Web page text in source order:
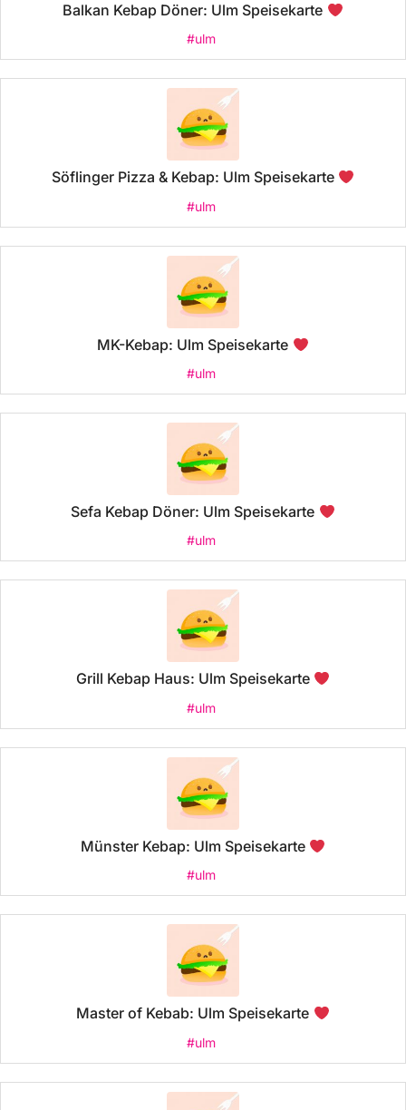
Balkan Kebap Döner: Ulm Speisekarte
#ulm
Söflinger Pizza & Kebap: Ulm Speisekarte
#ulm
MK-Kebap: Ulm Speisekarte
#ulm
Sefa Kebap Döner: Ulm Speisekarte
#ulm
Grill Kebap Haus: Ulm Speisekarte
#ulm
Münster Kebap: Ulm Speisekarte
#ulm
Master of Kebab: Ulm Speisekarte
#ulm